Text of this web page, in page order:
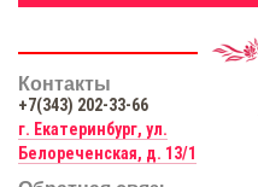
Контакты
+7(343) 202-33-66
г. Екатеринбург, ул.
Белореченская, д. 13/1